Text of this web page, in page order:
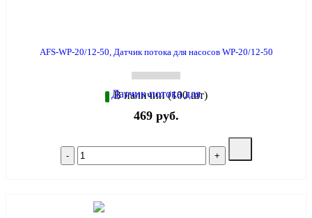
AFS-WP-20/12-50, Датчик потока для насосов WP-20/12-50
В наличии (100 шт)
469 руб.